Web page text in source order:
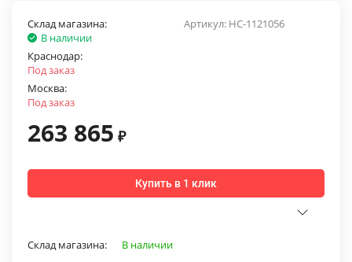
Артикул: НС-1121056
Склад магазина:
В наличии
Краснодар:
Под заказ
Москва:
Под заказ
263 865 ₽
Купить в 1 клик
Склад магазина: В наличии